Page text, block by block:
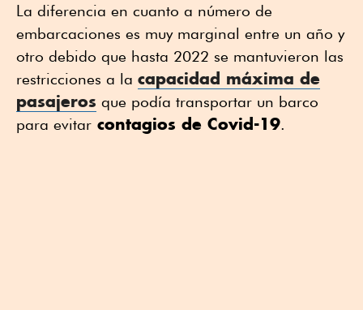
La diferencia en cuanto a número de
embarcaciones es muy marginal entre un año y
otro debido que hasta 2022 se mantuvieron las
restricciones a la capacidad máxima de
pasajeros que podía transportar un barco
para evitar contagios de Covid-19.